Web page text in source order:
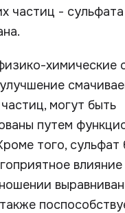
частиц -
химические
могут быть
путем
того, сульфат
влияние